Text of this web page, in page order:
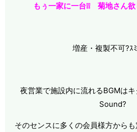
もぅ一家に一台❕❕ 菊地さん
増産・複製不可?ｽ
夜営業で施設内に流れるBGMは
Sound?
そのセンスに多くの会員様方から